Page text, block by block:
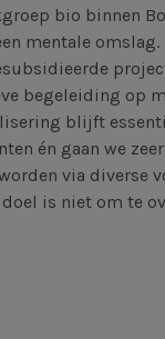
bio binnen
mentale
begeleiding op
blijft
én gaan we
via diverse
is niet om te